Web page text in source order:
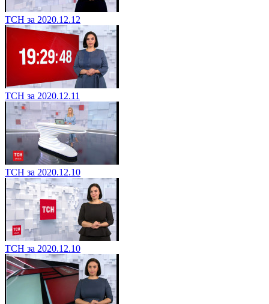
ТСН за 2020.12.12
ТСН за 2020.12.11
ТСН за 2020.12.10
ТСН за 2020.12.10